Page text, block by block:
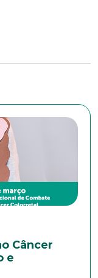
Câncer
e